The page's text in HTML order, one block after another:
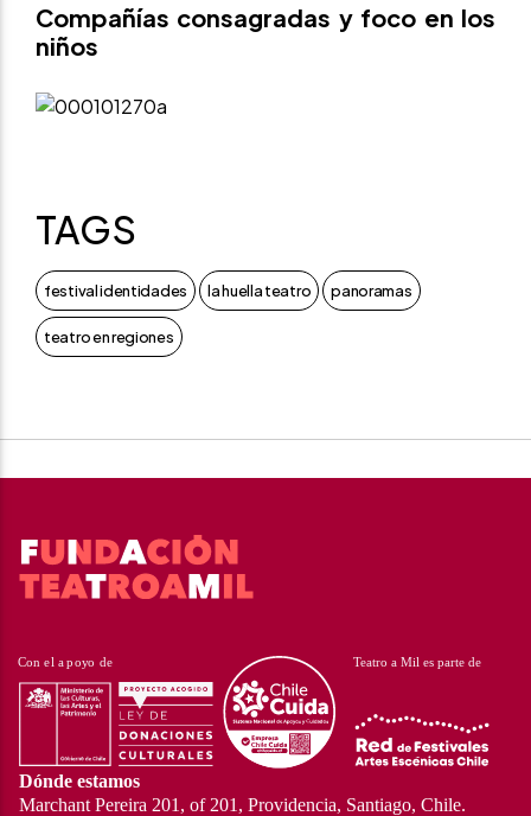
Compañías consagradas y foco en los
niños
TAGS
festival identidades la huella teatro panoramas
teatro en regiones
Dónde estamos
Marchant Pereira 201, of 201, Providencia, Santiago, Chile.